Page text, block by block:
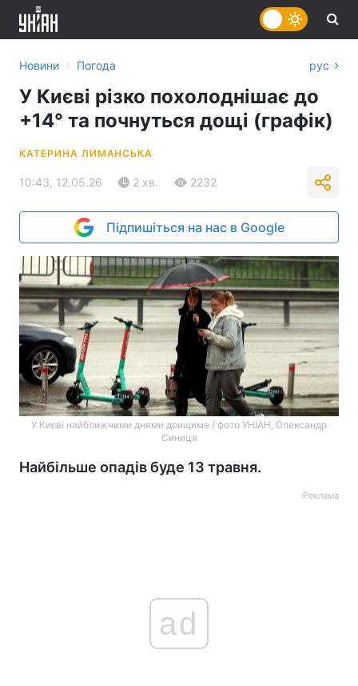
Новини › Погода рус
У Києві різко похолоднішає до
+14° та почнуться дощі (графік)
КАТЕРИНА ЛИМАНСЬКА
10:43, 12.05.26 2 хв. 2232
Підпишіться на нас в Google
У Києві найближчими днями доищиме / фото УНІАН, Олександр
Синиця
Найбільше опадів буде 13 травня.
Реклама
ad